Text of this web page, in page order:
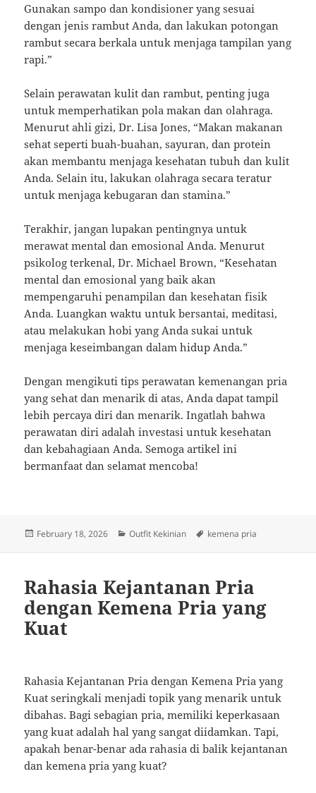
Gunakan sampo dan kondisioner yang sesuai
dengan jenis rambut Anda, dan lakukan potongan
rambut secara berkala untuk menjaga tampilan yang
rapi.”
Selain perawatan kulit dan rambut, penting juga
untuk memperhatikan pola makan dan olahraga.
Menurut ahli gizi, Dr. Lisa Jones, “Makan makanan
sehat seperti buah-buahan, sayuran, dan protein
akan membantu menjaga kesehatan tubuh dan kulit
Anda. Selain itu, lakukan olahraga secara teratur
untuk menjaga kebugaran dan stamina.”
Terakhir, jangan lupakan pentingnya untuk
merawat mental dan emosional Anda. Menurut
psikolog terkenal, Dr. Michael Brown, “Kesehatan
mental dan emosional yang baik akan
mempengaruhi penampilan dan kesehatan fisik
Anda. Luangkan waktu untuk bersantai, meditasi,
atau melakukan hobi yang Anda sukai untuk
menjaga keseimbangan dalam hidup Anda.”
Dengan mengikuti tips perawatan kemenangan pria
yang sehat dan menarik di atas, Anda dapat tampil
lebih percaya diri dan menarik. Ingatlah bahwa
perawatan diri adalah investasi untuk kesehatan
dan kebahagiaan Anda. Semoga artikel ini
bermanfaat dan selamat mencoba!
Posted
February 18, 2026 Categories
Outfit Kekinian Tags
kemena pria
Rahasia Kejantanan Pria
dengan Kemena Pria yang
Kuat
Rahasia Kejantanan Pria dengan Kemena Pria yang
Kuat seringkali menjadi topik yang menarik untuk
dibahas. Bagi sebagian pria, memiliki keperkasaan
yang kuat adalah hal yang sangat diidamkan. Tapi,
apakah benar-benar ada rahasia di balik kejantanan
dan kemena pria yang kuat?